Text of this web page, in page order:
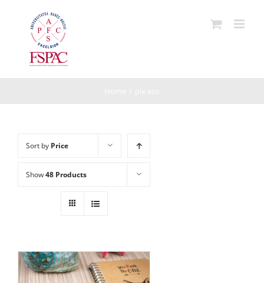
Sort by Price
Show48 Products